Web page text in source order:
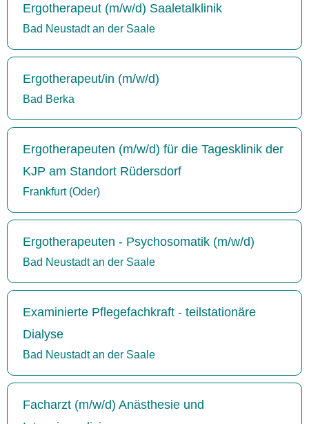
Ergotherapeut (m/w/d) Saaletalklinik
Bad Neustadt an der Saale
Ergotherapeut/in (m/w/d)
Bad Berka
Ergotherapeuten (m/w/d) für die Tagesklinik der
KJP am Standort Rüdersdorf
Frankfurt (Oder)
Ergotherapeuten - Psychosomatik (m/w/d)
Bad Neustadt an der Saale
Examinierte Pflegefachkraft - teilstationäre
Dialyse
Bad Neustadt an der Saale
Facharzt (m/w/d) Anästhesie und